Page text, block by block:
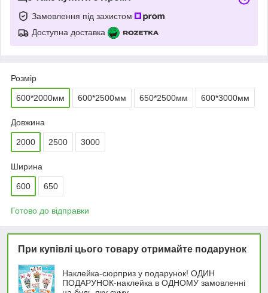
Замовлення під захистом
Доступна доставка
Розмір
600*2000мм 600*2500мм 650*2500мм 600*3000мм
Довжина
2000 2500 3000
Ширина
600 650
Готово до відправки
При купівлі цього товару отримайте подарунок
Наклейка-сюрприз у подарунок! ОДИН
ПОДАРУНОК-наклейка в ОДНОМУ замовленні